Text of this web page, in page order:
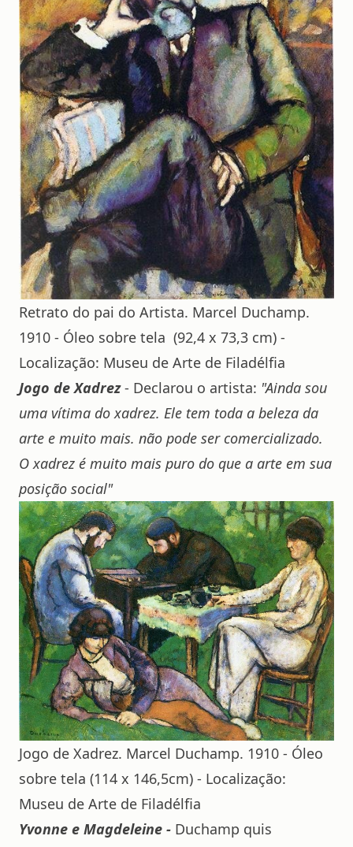
Retrato do pai do Artista. Marcel Duchamp.
1910 - Óleo sobre tela (92,4 x 73,3 cm) -
Localização: Museu de Arte de Filadélfia
Jogo de Xadrez- Declarou o artista: "Ainda sou
uma vítima do xadrez. Ele tem toda a beleza da
arte e muito mais. não pode ser comercializado.
O xadrez é muito mais puro do que a arte em sua
posição social"
Jogo de Xadrez. Marcel Duchamp. 1910 - Óleo
sobre tela (114 x 146,5cm) - Localização:
Museu de Arte de Filadélfia
Yvonne e Magdeleine - Duchamp quis